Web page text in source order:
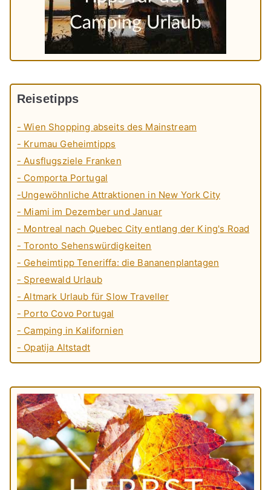
Reisetipps
- Wien Shopping abseits des Mainstream
- Krumau Geheimtipps
- Ausflugsziele Franken
- Comporta Portugal
-Ungewöhnliche Attraktionen in New York City
- Miami im Dezember und Januar
- Montreal nach Quebec City entlang der King's Road
- Toronto Sehenswürdigkeiten
- Geheimtipp Teneriffa: die Bananenplantagen
- Spreewald Urlaub
- Altmark Urlaub für Slow Traveller
- Porto Covo Portugal
- Camping in Kalifornien
- Opatija Altstadt